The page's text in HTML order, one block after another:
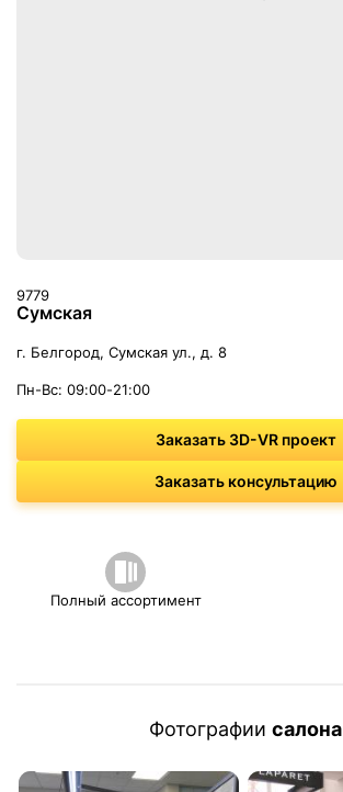
9779
Сумская
г. Белгород, Сумская ул., д. 8
Пн-Вс: 09:00-21:00
Заказать 3D-VR проект
Заказать консультацию
Полный ассортимент
Фотографии салона